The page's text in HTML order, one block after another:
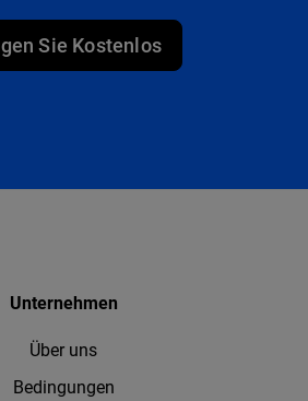
Sie Kostenlos
Unternehmen
Über uns
Bedingungen